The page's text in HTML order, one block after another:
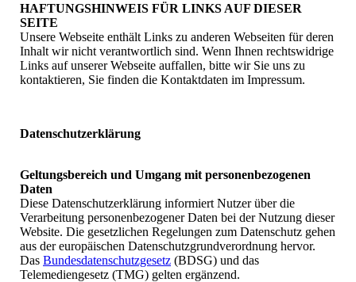
HAFTUNGSHINWEIS FÜR LINKS AUF DIESER
SEITE
Unsere Webseite enthält Links zu anderen Webseiten für deren
Inhalt wir nicht verantwortlich sind. Wenn Ihnen rechtswidrige
Links auf unserer Webseite auffallen, bitte wir Sie uns zu
kontaktieren, Sie finden die Kontaktdaten im Impressum.
Datenschutz­erklärung
Geltungsbereich und Umgang mit personenbezogenen
Daten
Diese Datenschutzerklärung informiert Nutzer über die
Verarbeitung personenbezogener Daten bei der Nutzung dieser
Website. Die gesetzlichen Regelungen zum Datenschutz gehen
aus der europäischen Datenschutzgrundverordnung hervor.
Das Bundesdatenschutzgesetz (BDSG) und das
Telemediengesetz (TMG) gelten ergänzend.